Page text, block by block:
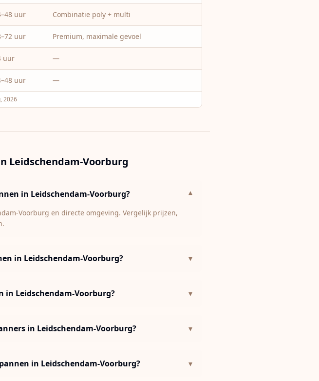
uur Combinatie poly + multi
uur Premium, maximale gevoel
uur —
uur —
2026
Leidschendam-Voorburg
in Leidschendam-Voorburg? ▾
Voorburg en directe omgeving. Vergelijk prijzen,
in Leidschendam-Voorburg? ▾
in Leidschendam-Voorburg? ▾
in Leidschendam-Voorburg? ▾
in Leidschendam-Voorburg? ▾